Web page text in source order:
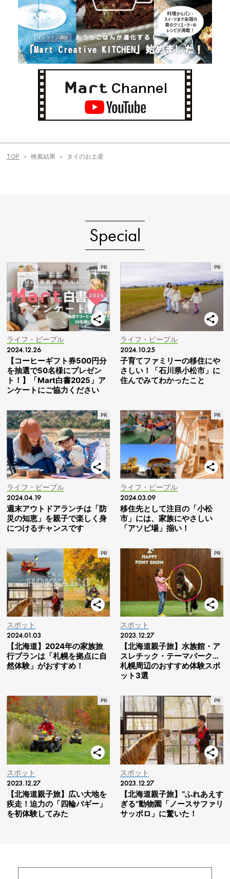
TOP 検索結果 タイのお土産
Special
ライフ・ピープル
2024.12.26
【コーヒーギフト券500円分
を抽選で50名様にプレゼン
ト！】「Mart白書2025」ア
ンケートにご協力ください
ライフ・ピープル
2024.10.25
子育てファミリーの移住にや
さしい！「石川県小松市」に
住んでみてわかったこと
ライフ・ピープル
2024.04.19
週末アウトドアランチは「防
災の知恵」を親子で楽しく身
につけるチャンスです
ライフ・ピープル
2024.03.09
移住先として注目の「小松
市」には、家族にやさしい
「アソビ場」揃い！
スポット
2024.01.03
【北海道】2024年の家族旅
行プランは「札幌を拠点に自
然体験」がおすすめ！
スポット
2023.12.27
【北海道親子旅】水族館・ア
スレチック・テーマパーク…
札幌周辺のおすすめ体験スポ
ット3選
スポット
2023.12.27
【北海道親子旅】広い大地を
疾走！迫力の「四輪バギー」
を初体験してみた
スポット
2023.12.27
【北海道親子旅】“ふれあえす
ぎる”動物園「ノースサファリ
サッポロ」に驚いた！